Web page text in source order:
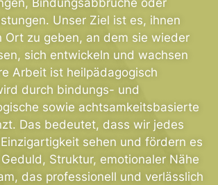
Bindungsabbrüche oder
Unser Ziel ist es, ihnen
Ort zu geben, an dem sie wieder
sich entwickeln und wachsen
Arbeit ist heilpädagogisch
durch bindungs- und
sowie achtsamkeitsbasierte
Das bedeutet, dass wir jedes
sehen und fördern es
Struktur, emotionaler Nähe
das professionell und verlässlich